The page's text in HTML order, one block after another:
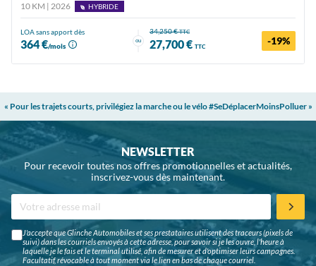
10 KM | 2026
HYBRIDE
LOA sans apport dès
364 €/mois
ou
34,250 €TTC
27,700 € TTC -19%
« Pour les trajets courts, privilégiez la marche ou le vélo #SeDéplacerMoinsPolluer »
NEWSLETTER
Pour recevoir toutes nos offres promotionnelles et actualités,
inscrivez-vous dès maintenant.
J'accepte que Glinche Automobiles et ses prestataires utilisent des traceurs (pixels de
suivi) dans les courriels envoyés à cette adresse, pour savoir si je les ouvre, l'heure à
laquelle je le fais et le terminal utilisé, afin de mesurer et d'optimiser leurs campagnes.
Facultatif, révocable à tout moment via le lien en bas de chaque courriel.